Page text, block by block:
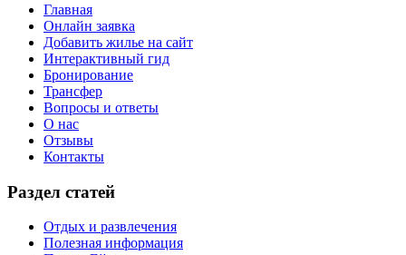
Главная
Онлайн заявка
Добавить жилье на сайт
Интерактивный гид
Бронирование
Трансфер
Вопросы и ответы
О нас
Отзывы
Контакты
Раздел статей
Отдых и развлечения
Полезная информация